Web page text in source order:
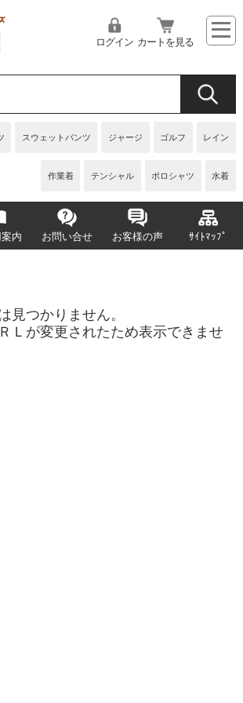
スウェットパンツ ジャージ ゴルフ レイン
作業着 テンシャル ポロシャツ 水着
ログイン カートを見る
内 お問い合せ お客様の声 ｻｲﾄﾏｯﾌﾟ
見つかりません。
Ｌが変更されたため表示できませ